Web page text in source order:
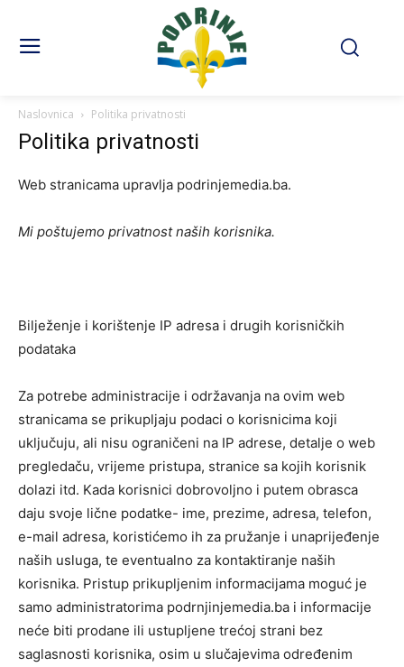
Naslovnica Politika privatnosti
Politika privatnosti
Web stranicama upravlja podrinjemedia.ba.
Mi poštujemo privatnost naših korisnika.
Bilježenje i korištenje IP adresa i drugih korisničkih
podataka
Za potrebe administracije i održavanja na ovim web
stranicama se prikupljaju podaci o korisnicima koji
uključuju, ali nisu ograničeni na IP adrese, detalje o web
pregledaču, vrijeme pristupa, stranice sa kojih korisnik
dolazi itd. Kada korisnici dobrovoljno i putem obrasca
daju svoje lične podatke- ime, prezime, adresa, telefon,
e-mail adresa, koristićemo ih za pružanje i unaprijeđenje
naših usluga, te eventualno za kontaktiranje naših
korisnika. Pristup prikupljenim informacijama moguć je
samo administratorima podrnjinjemedia.ba i informacije
neće biti prodane ili ustupljene trećoj strani bez
saglasnosti korisnika, osim u slučajevima određenim